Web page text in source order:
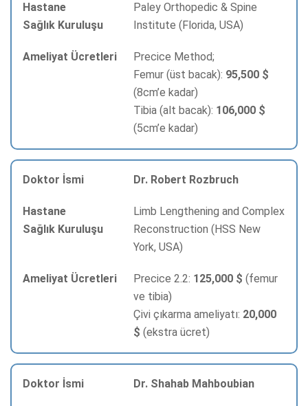
Paley Orthopedic & Spine
Institute (Florida, USA)
Precice Method;
Femur (üst bacak): 95,500 $
(8cm’e kadar)
Tibia (alt bacak): 106,000 $
(5cm’e kadar)
Dr. Robert Rozbruch
Limb Lengthening and Complex
Reconstruction (HSS New
York, USA)
Precice 2.2: 125,000 $ (femur
ve tibia)
Çivi çıkarma ameliyatı: 20,000
$ (ekstra ücret)
Dr. Shahab Mahboubian